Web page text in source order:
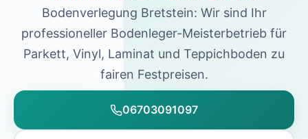
Bodenverlegung Bretstein: Wir sind Ihr
professioneller Bodenleger-Meisterbetrieb für
Parkett, Vinyl, Laminat und Teppichboden zu
fairen Festpreisen.
06703091097